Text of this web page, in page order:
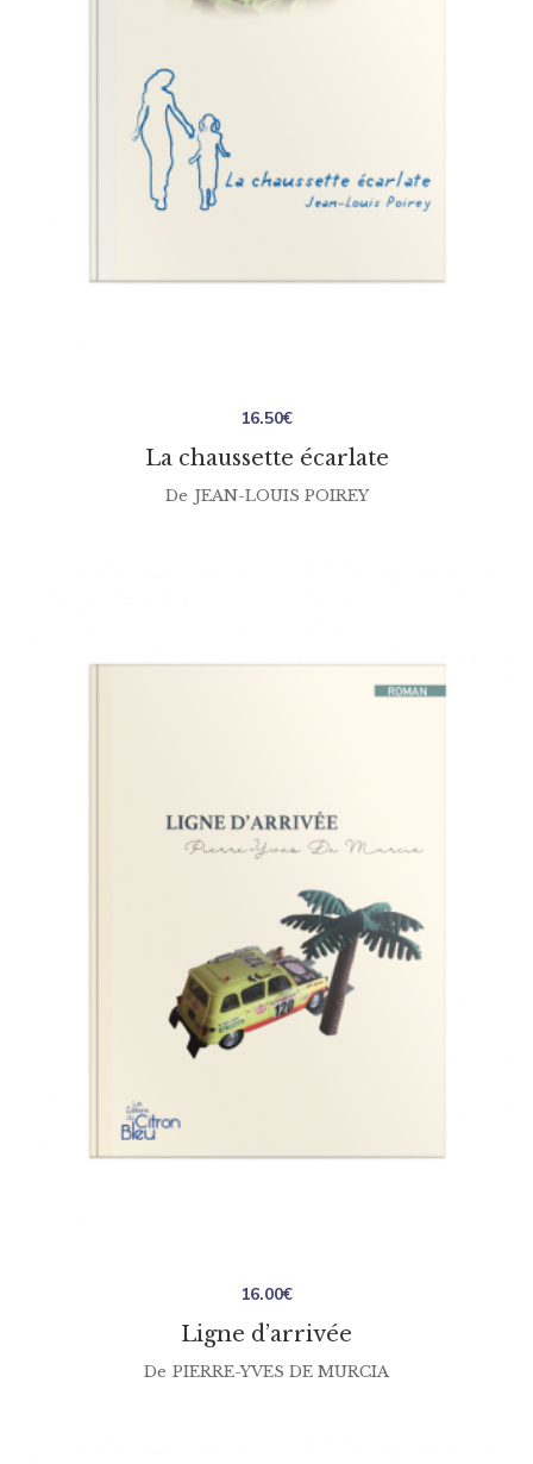
La chaussette écarlate
16.50€
De JEAN-LOUIS POIREY
Ligne d’arrivée
16.00€
De PIERRE-YVES DE MURCIA